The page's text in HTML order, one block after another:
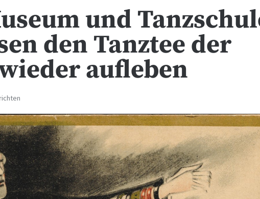
und
den Tanztee der
aufleben